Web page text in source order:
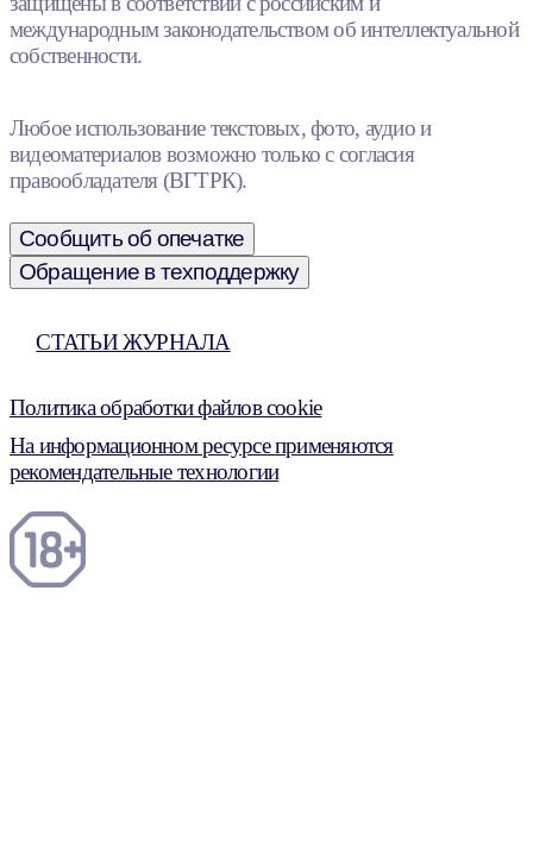
международным законодательством об интеллектуальной
собственности.
Любое использование текстовых, фото, аудио и
видеоматериалов возможно только с согласия
правообладателя (ВГТРК).
Сообщить об опечатке
Обращение в техподдержку
СТАТЬИ ЖУРНАЛА
Политика обработки файлов cookie
На информационном ресурсе применяются
рекомендательные технологии